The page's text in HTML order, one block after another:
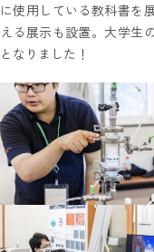
に使用している教科書を
える展示も設置。大学生
となりました！